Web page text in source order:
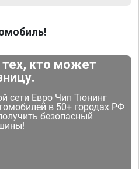
кто может
сети Евро Чип Тюнинг
в 50+ городах РФ
безопасный